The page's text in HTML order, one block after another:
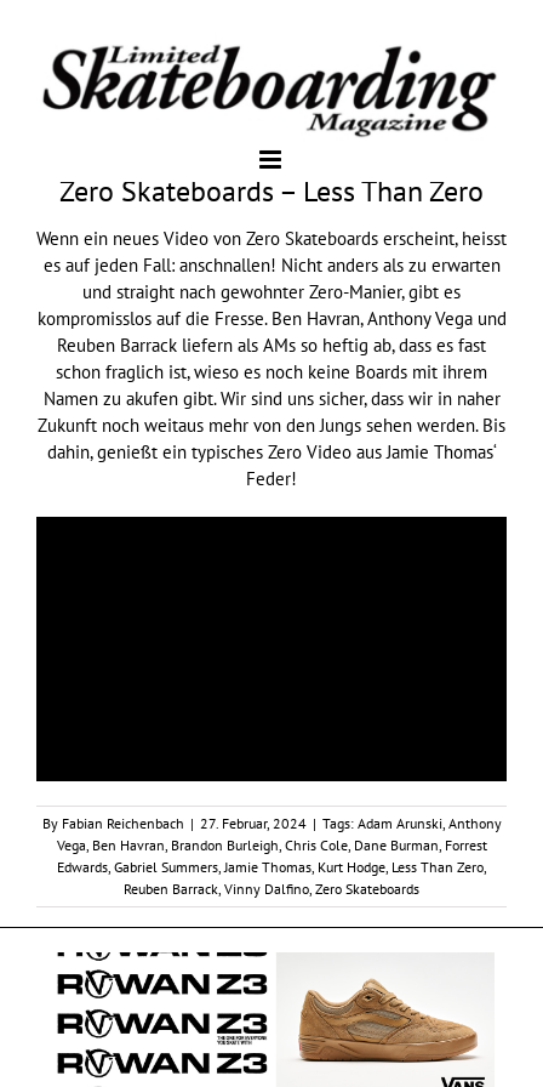
Zero Skateboards – Less Than Zero
Wenn ein neues Video von Zero Skateboards erscheint, heisst
es auf jeden Fall: anschnallen! Nicht anders als zu erwarten
und straight nach gewohnter Zero-Manier, gibt es
kompromisslos auf die Fresse. Ben Havran, Anthony Vega und
Reuben Barrack liefern als AMs so heftig ab, dass es fast
schon fraglich ist, wieso es noch keine Boards mit ihrem
Namen zu akufen gibt. Wir sind uns sicher, dass wir in naher
Zukunft noch weitaus mehr von den Jungs sehen werden. Bis
dahin, genießt ein typisches Zero Video aus Jamie Thomas‘
Feder!
By Fabian Reichenbach | 27. Februar, 2024 | Tags: Adam Arunski, Anthony
Vega, Ben Havran, Brandon Burleigh, Chris Cole, Dane Burman, Forrest
Edwards, Gabriel Summers,Jamie Thomas, Kurt Hodge, Less Than Zero,
Reuben Barrack, Vinny Dalfino, Zero Skateboards